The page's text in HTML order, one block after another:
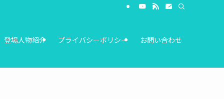
登場人物紹介 プライバシーポリシー お問い合わせ